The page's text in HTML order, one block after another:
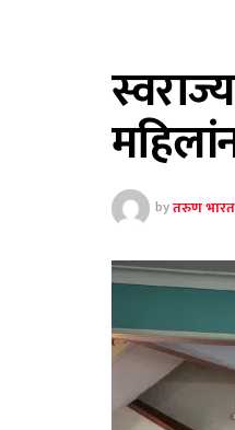
byतरुण भारत